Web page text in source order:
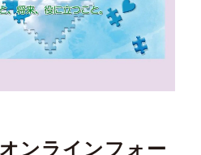
ンラインフォー